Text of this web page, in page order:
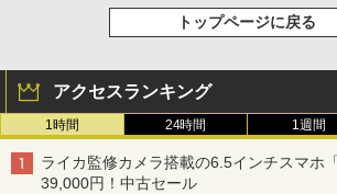
トップページに戻る
アクセスランキング
1時間 24時間 1週間
ライカ監修カメラ搭載の6.5インチスマホ
39,000円！中古セール